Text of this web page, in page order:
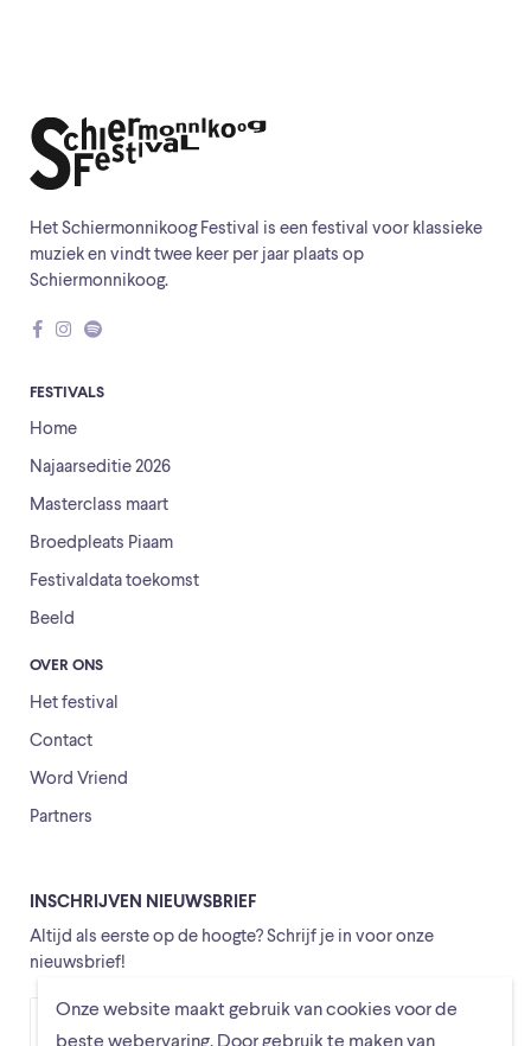
Onze website maakt gebruik van cookies voor de
Het Schiermonnikoog Festival is een festival voor klassieke
muziek en vindt twee keer per jaar plaats op
Schiermonnikoog.
FESTIVALS
Home
Najaarseditie 2026
Masterclass maart
Broedpleats Piaam
Festivaldata toekomst
Beeld
OVER ONS
Het festival
Contact
Word Vriend
Partners
INSCHRIJVEN NIEUWSBRIEF
Altijd als eerste op de hoogte? Schrijf je in voor onze
nieuwsbrief!